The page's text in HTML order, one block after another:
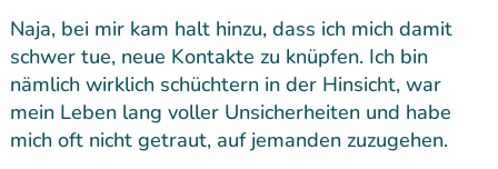
Naja, bei mir kam halt hinzu, dass ich mich damit
schwer tue, neue Kontakte zu knüpfen. Ich bin
nämlich wirklich schüchtern in der Hinsicht, war
mein Leben lang voller Unsicherheiten und habe
mich oft nicht getraut, auf jemanden zuzugehen.